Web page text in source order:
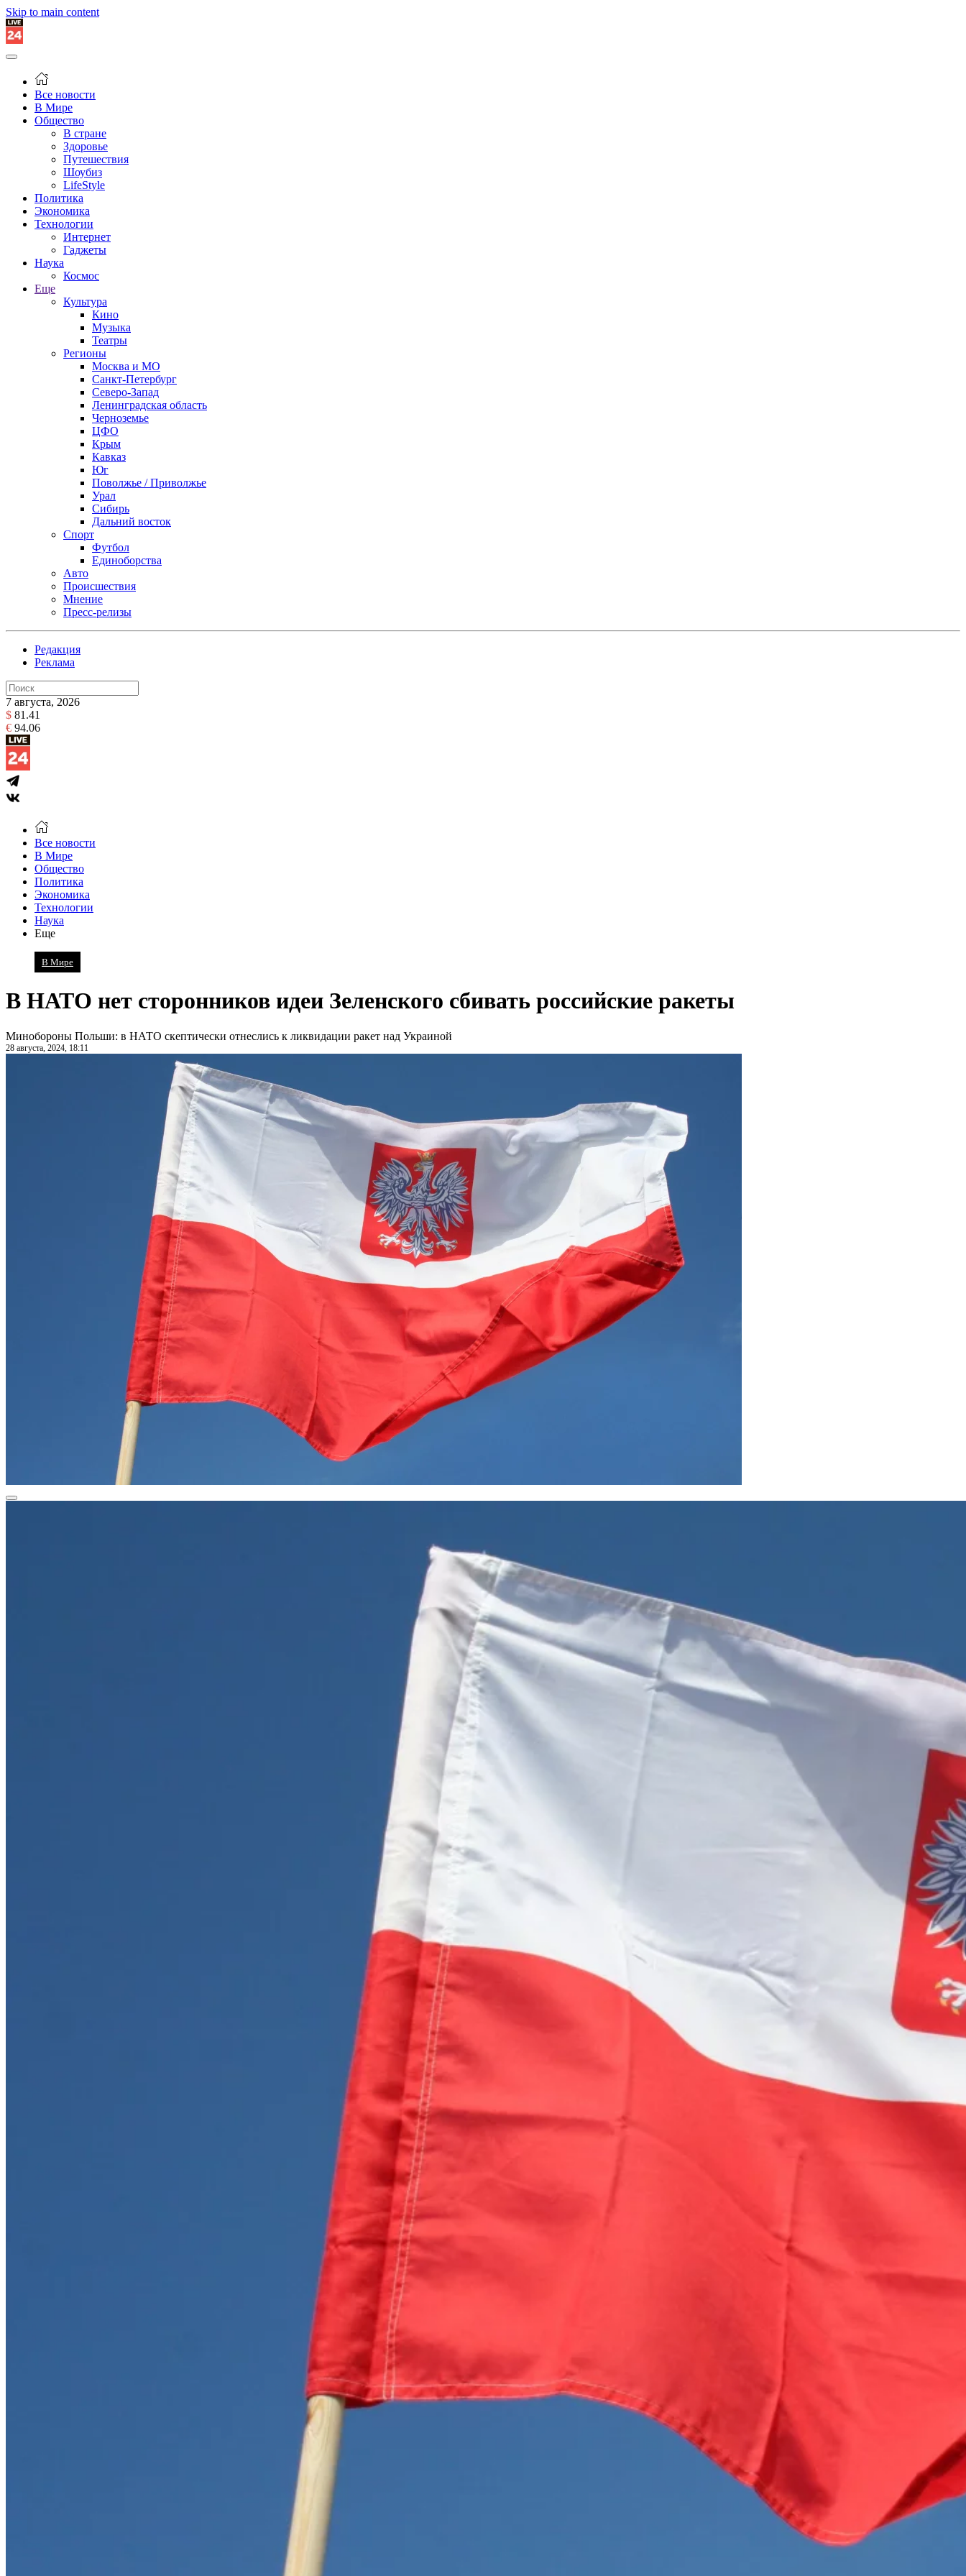
Skip to main content
Все новости
В Мире
Общество
В стране
Здоровье
Путешествия
Шоубиз
LifeStyle
Политика
Экономика
Технологии
Интернет
Гаджеты
Наука
Космос
Еще
Культура
Кино
Музыка
Театры
Регионы
Москва и МО
Санкт-Петербург
Северо-Запад
Ленинградская область
Черноземье
ЦФО
Крым
Кавказ
Юг
Поволжье / Приволжье
Урал
Сибирь
Дальний восток
Спорт
Футбол
Единоборства
Авто
Происшествия
Мнение
Пресс-релизы
Редакция
Реклама
7 августа, 2026
$ 81.41
€ 94.06
Все новости
В Мире
Общество
Политика
Экономика
Технологии
Наука
Еще
В Мире
В НАТО нет сторонников идеи Зеленского сбивать российские ракеты
Минобороны Польши: в НАТО скептически отнеслись к ликвидации ракет над Украиной
28 августа, 2024, 18:11